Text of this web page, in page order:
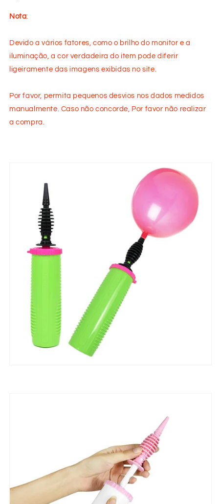
Nota:
Devido a vários fatores, como o brilho do monitor e a
iluminação, a cor verdadeira do item pode diferir
ligeiramente das imagens exibidas no site.
Por favor, permita pequenos desvios nos dados medidos
manualmente. Caso não concorde, Por favor não realizar
a compra.